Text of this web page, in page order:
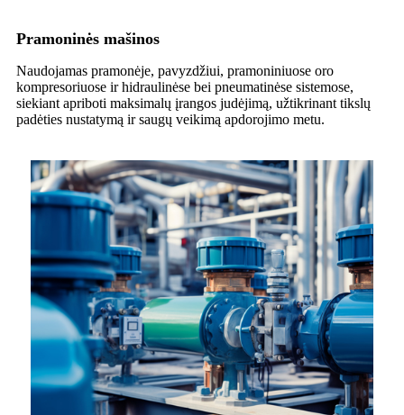
Pramoninės mašinos
Naudojamas pramonėje, pavyzdžiui, pramoniniuose oro
kompresoriuose ir hidraulinėse bei pneumatinėse sistemose,
siekiant apriboti maksimalų įrangos judėjimą, užtikrinant tikslų
padėties nustatymą ir saugų veikimą apdorojimo metu.